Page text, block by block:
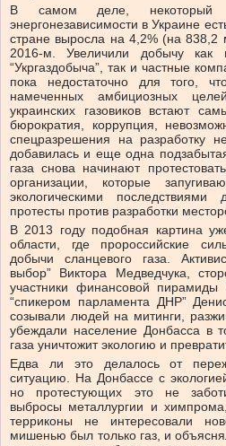
В самом деле,
энергонезависимости в Украине
стране выросла на 4,2% (на
2016-м. Увеличили добычу как
“Укргаздобыча”, так и частные
пока недостаточно для того,
намеченных амбициозных
украинских газовиков встают
бюрократия, коррупция,
спецразрешения на разработку
добавилась и еще одна
газа снова начинают
организации, которые
экологическими
протесты против разработки
В 2013 году подобная картина
области, где пророссийские
добычи сланцевого газа.
выбор” Виктора Медведчука,
участники финансовой
“спикером парламента ДНР”
созывали людей на митинги,
убеждали население Донбасса в
газа уничтожит экологию и
Едва ли это делалось от
ситуацию. На Донбассе с
но протестующих это не
выбросы металлургии и
терриконы не интересовали
мишенью был только газ, и